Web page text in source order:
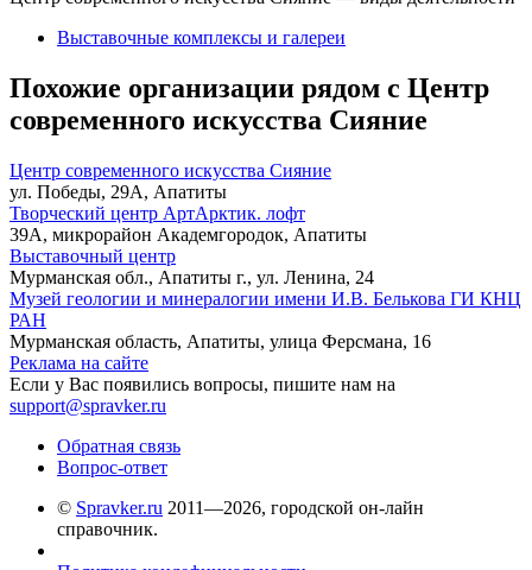
Выставочные комплексы и галереи
Похожие организации рядом с Центр
современного искусства Сияние
Центр современного искусства Сияние
ул. Победы, 29А, Апатиты
Творческий центр АртАрктик. лофт
39А, микрорайон Академгородок, Апатиты
Выставочный центр
Мурманская обл., Апатиты г., ул. Ленина, 24
Музей геологии и минералогии имени И.В. Белькова ГИ КНЦ
РАН
Мурманская область, Апатиты, улица Ферсмана, 16
Реклама на сайте
Если у Вас появились вопросы, пишите нам на
support@spravker.ru
Обратная связь
Вопрос-ответ
© Spravker.ru 2011—2026, городской он-лайн
справочник.